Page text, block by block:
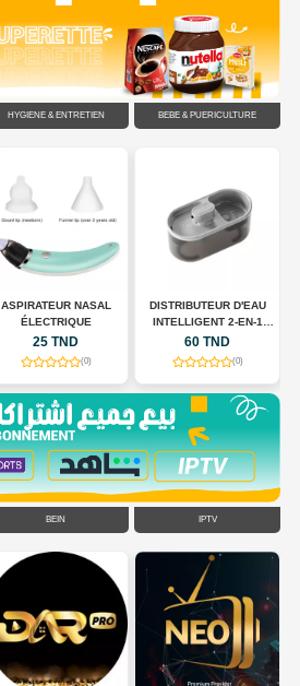
HYGIÈNE & ENTRETIEN BÉBÉ & PUÉRICULTURE
ASPIRATEUR NASAL
ÉLECTRIQUE
25 TND
(0)
DISTRIBUTEUR D'EAU
INTELLIGENT 2-EN-1
POUR CHIENS ET CHATS
60 TND
(0)
BEIN IPTV